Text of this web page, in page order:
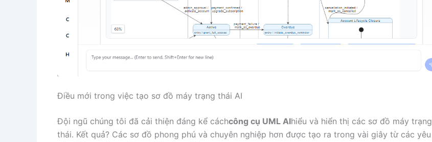
Điều mới trong việc tạo sơ đồ máy trạng thái AI
Đội ngũ chúng tôi đã cải thiện đáng kể cáchcông cụ UML AIhiểu và hiển thị các sơ đồ máy trạng
thái. Kết quả? Các sơ đồ phong phú và chuyên nghiệp hơn được tạo ra trong vài giây từ các yêu